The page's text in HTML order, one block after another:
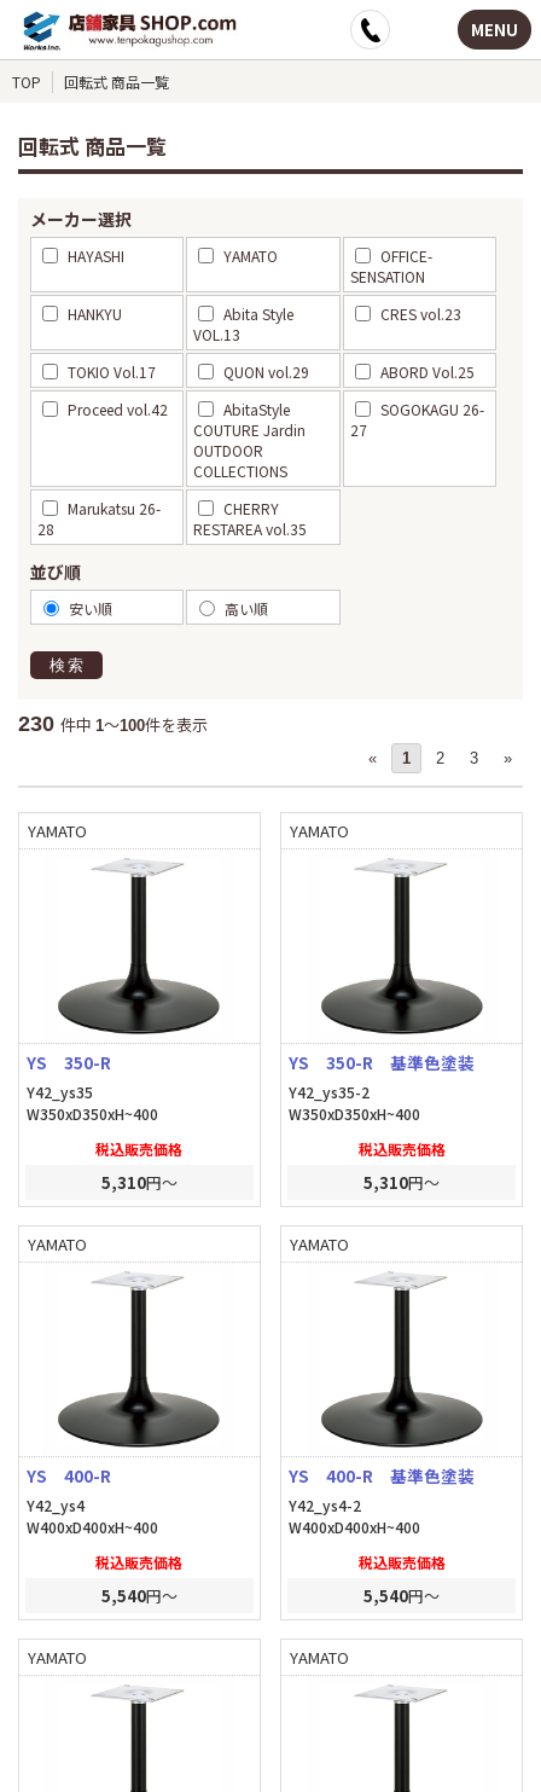
MENU
TOP 回転式 商品一覧
回転式 商品一覧
メーカー選択
HAYASHI YAMATO
OFFICE-
SENSATION
HANKYU
Abita Style
VOL.13
CRES vol.23
TOKIO Vol.17 QUON vol.29
ABORD Vol.25
Proceed vol.42
AbitaStyle
COUTURE Jardin
OUTDOOR
COLLECTIONS
SOGOKAGU 26-
27
Marukatsu 26-
28
CHERRY
RESTAREA vol.35
並び順
安い順 高い順
検索
230 件中 1～100件を表示
« 1 2 3 »
YAMATO
YS 350-R
Y42_ys35
W350xD350xH~400
税込販売価格
5,310円～
YAMATO
YS 350-R 基準色塗装
Y42_ys35-2
W350xD350xH~400
税込販売価格
5,310円～
YAMATO
YS 400-R
Y42_ys4
W400xD400xH~400
税込販売価格
5,540円～
YAMATO
YS 400-R 基準色塗装
Y42_ys4-2
W400xD400xH~400
税込販売価格
5,540円～
YAMATO YAMATO